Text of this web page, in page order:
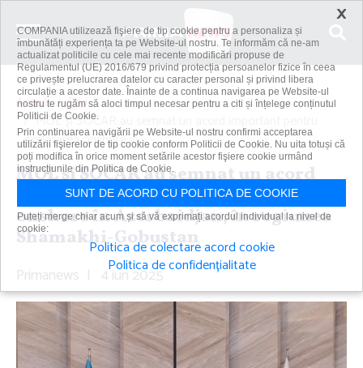
Acasă
Știri
MOL şi SOCAR au semnat un acord important pentru
explorarea onshore în...
MOL şi SOCAR au semnat un acord
important pentru explorarea
onshore în Azerbaidjan, în regiunea
Shamakhi-Gobustan
Primanews | 4 iun 2025
×
COMPANIA utilizează fişiere de tip cookie pentru a personaliza și
îmbunătăți experiența ta pe Website-ul nostru. Te informăm că ne-am
actualizat politicile cu cele mai recente modificări propuse de
Regulamentul (UE) 2016/679 privind protecția persoanelor fizice în ceea
ce privește prelucrarea datelor cu caracter personal și privind libera
circulație a acestor date. Înainte de a continua navigarea pe Website-ul
nostru te rugăm să aloci timpul necesar pentru a citi și înțelege conținutul
Politicii de Cookie.
Prin continuarea navigării pe Website-ul nostru confirmi acceptarea
utilizării fişierelor de tip cookie conform Politicii de Cookie. Nu uita totuși că
poți modifica în orice moment setările acestor fişiere cookie urmând
instrucțiunile din Politica de Cookie.
SUNT DE ACORD CU POLITICA DE COOKIE
Puteți merge chiar acum și să vă exprimați acordul individual la nivel de
cookie:
Politica de colectare acord cookie
Politica de confidențialitate